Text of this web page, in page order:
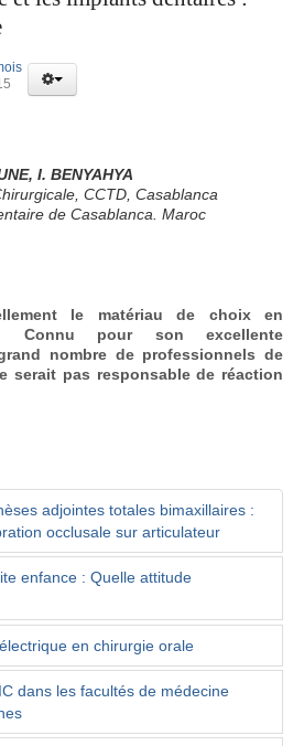
I. BENYAHYA
CCTD, Casablanca
de Casablanca. Maroc
le matériau de choix en
Connu pour son excellente
nombre de professionnels de
serait pas responsable de réaction
adjointes totales bimaxillaires :
occlusale sur articulateur
enfance : Quelle attitude
en chirurgie orale
dans les facultés de médecine